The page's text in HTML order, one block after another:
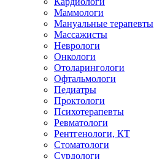
Маммологи
Мануальные терапевты
Массажисты
Неврологи
Онкологи
Отоларингологи
Офтальмологи
Педиатры
Проктологи
Психотерапевты
Ревматологи
Рентгенологи, КТ
Стоматологи
Сурдологи